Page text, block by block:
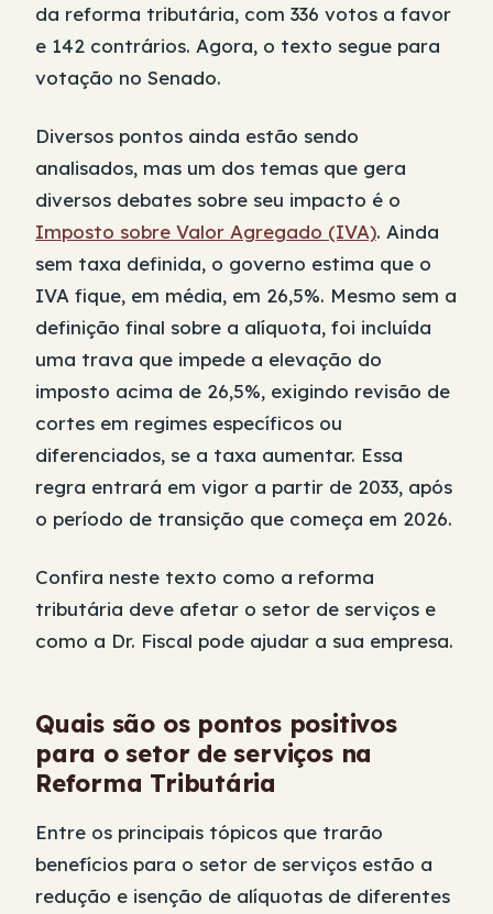
da reforma tributária, com 336 votos a favor
e 142 contrários. Agora, o texto segue para
votação no Senado.
Diversos pontos ainda estão sendo
analisados, mas um dos temas que gera
diversos debates sobre seu impacto é o
Imposto sobre Valor Agregado (IVA). Ainda
sem taxa definida, o governo estima que o
IVA fique, em média, em 26,5%. Mesmo sem a
definição final sobre a alíquota, foi incluída
uma trava que impede a elevação do
imposto acima de 26,5%, exigindo revisão de
cortes em regimes específicos ou
diferenciados, se a taxa aumentar. Essa
regra entrará em vigor a partir de 2033, após
o período de transição que começa em 2026.
Confira neste texto como a reforma
tributária deve afetar o setor de serviços e
como a Dr. Fiscal pode ajudar a sua empresa.
Quais são os pontos positivos
para o setor de serviços na
Reforma Tributária
Entre os principais tópicos que trarão
benefícios para o setor de serviços estão a
redução e isenção de alíquotas de diferentes